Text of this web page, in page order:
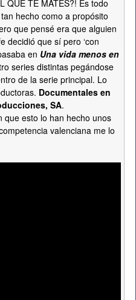
QUE TE MATES?! Es todo
hecho como a propósito
que pensé era que alguien
decidió que sí pero ‘con
en Una vida menos en
series distintas pegándose
de la serie principal. Lo
Documentales en
SA.
que esto lo han hecho unos
valenciana me lo